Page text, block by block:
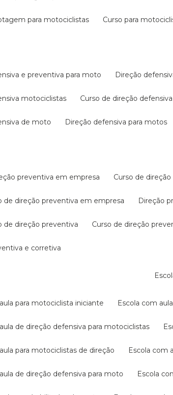
para motociclistas curso para
e preventiva para moto direção
motociclistas curso de direção defensiva
de moto direção defensiva para motos
preventiva em empresa curso de
de direção preventiva em empresa direção
de direção preventiva curso de direção
e corretiva
aula para motociclista iniciante escola com
aula de direção defensiva para motociclistas
aula para motociclistas de direção escola
aula de direção defensiva para moto escola